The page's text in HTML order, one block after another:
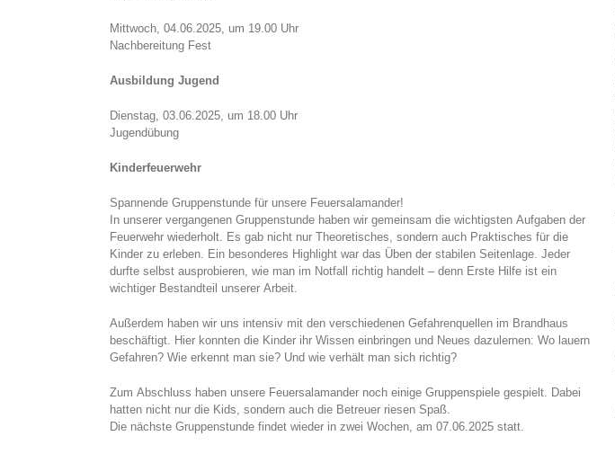
Mittwoch, 04.06.2025, um 19.00 Uhr
Nachbereitung Fest
Ausbildung Jugend
Dienstag, 03.06.2025, um 18.00 Uhr
Jugendübung
Kinderfeuerwehr
Spannende Gruppenstunde für unsere Feuersalamander!
In unserer vergangenen Gruppenstunde haben wir gemeinsam die wichtigsten Aufgaben der
Feuerwehr wiederholt. Es gab nicht nur Theoretisches, sondern auch Praktisches für die
Kinder zu erleben. Ein besonderes Highlight war das Üben der stabilen Seitenlage. Jeder
durfte selbst ausprobieren, wie man im Notfall richtig handelt – denn Erste Hilfe ist ein
wichtiger Bestandteil unserer Arbeit.
Außerdem haben wir uns intensiv mit den verschiedenen Gefahrenquellen im Brandhaus
beschäftigt. Hier konnten die Kinder ihr Wissen einbringen und Neues dazulernen: Wo lauern
Gefahren? Wie erkennt man sie? Und wie verhält man sich richtig?
Zum Abschluss haben unsere Feuersalamander noch einige Gruppenspiele gespielt. Dabei
hatten nicht nur die Kids, sondern auch die Betreuer riesen Spaß.
Die nächste Gruppenstunde findet wieder in zwei Wochen, am 07.06.2025 statt.